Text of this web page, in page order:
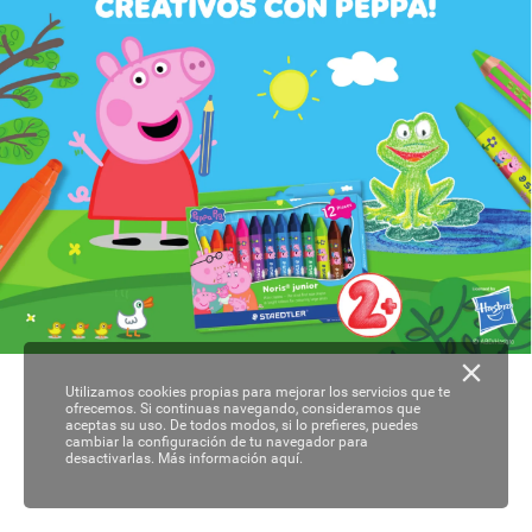
Utilizamos cookies propias para mejorar los servicios que te
ofrecemos. Si continuas navegando, consideramos que
aceptas su uso. De todos modos, si lo prefieres, puedes
cambiar la configuración de tu navegador para
desactivarlas. Más información aquí.